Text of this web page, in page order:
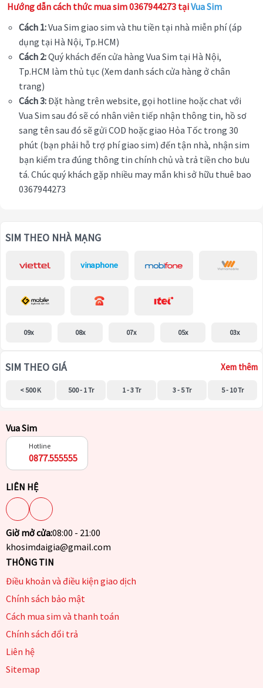
Hướng dẫn cách thức mua sim 0367944273 tạiVua Sim
Cách 1:Vua Sim giao sim và thu tiền tại nhà miễn phí (áp
dụng tại Hà Nội, Tp.HCM)
Cách 2:Quý khách đến cửa hàng Vua Sim tại Hà Nội,
Tp.HCM làm thủ tục (Xem danh sách cửa hàng ở chân
trang)
Cách 3:Đặt hàng trên website, gọi hotline hoặc chat với
Vua Sim sau đó sẽ có nhân viên tiếp nhận thông tin, hồ sơ
sang tên sau đó sẽ gửi COD hoặc giao Hỏa Tốc trong 30
phút (bạn phải hỗ trợ phí giao sim) đến tận nhà, nhận sim
bạn kiểm tra đúng thông tin chính chủ và trả tiền cho bưu
tá. Chúc quý khách gặp nhiều may mắn khi sở hữu thuê bao
0367944273
SIM THEO NHÀ MẠNG
09x 08x 07x 05x 03x
SIM THEO GIÁ Xem thêm
< 500 K 500 - 1 Tr 1 - 3 Tr 3 - 5 Tr 5 - 10 Tr
Vua Sim
Hotline
0877.555555
LIÊN HỆ
Giờ mở cửa:08:00 - 21:00
khosimdaigia@gmail.com
THÔNG TIN
Điều khoản và điều kiện giao dịch
Chính sách bảo mật
Cách mua sim và thanh toán
Chính sách đổi trả
Liên hệ
Sitemap